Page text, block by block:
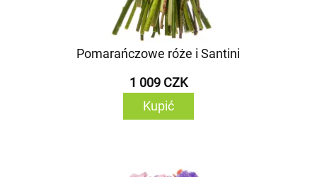
Pomarańczowe róże i Santini
1 009 CZK
Kupić